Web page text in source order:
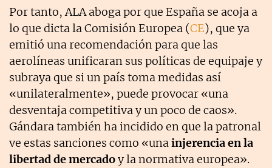
Por tanto, ALA aboga por que España se acoja a
lo que dicta la Comisión Europea (CE), que ya
emitió una recomendación para que las
aerolíneas unificaran sus políticas de equipaje y
subraya que si un país toma medidas así
«unilateralmente», puede provocar «una
desventaja competitiva y un poco de caos».
Gándara también ha incidido en que la patronal
ve estas sanciones como «unainjerencia en la
libertad de mercadoy la normativa europea».